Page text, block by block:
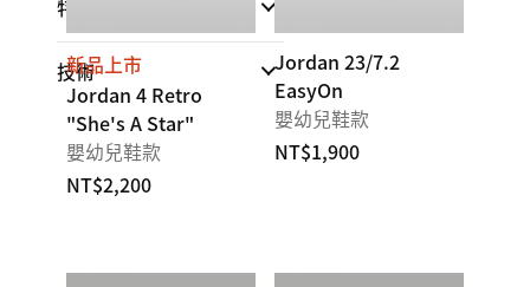
特點
技術
新品上市
Jordan 4 Retro
"She's A Star"
嬰幼兒鞋款
NT$2,200
Jordan 23/7.2
EasyOn
嬰幼兒鞋款
NT$1,900